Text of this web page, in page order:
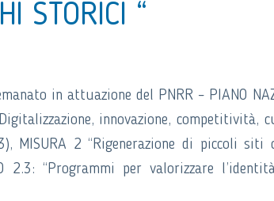
STORICI “
in attuazione del PNRR – PIANO
innovazione, competitività,
MISURA 2 “Rigenerazione di piccoli
2.3: “Programmi per valorizzare